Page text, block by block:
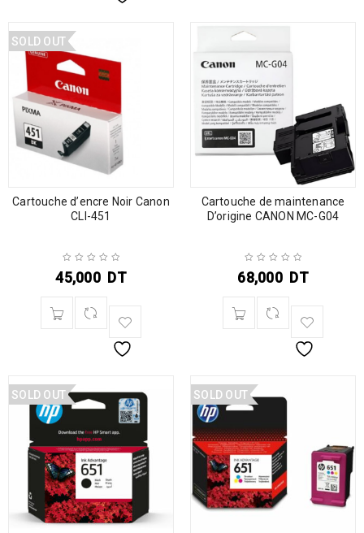
SOLD OUT
Cartouche d’encre Noir Canon
CLI-451
45,000 DT
Cartouche de maintenance
D’origine CANON MC-G04
68,000 DT
SOLD OUT SOLD OUT